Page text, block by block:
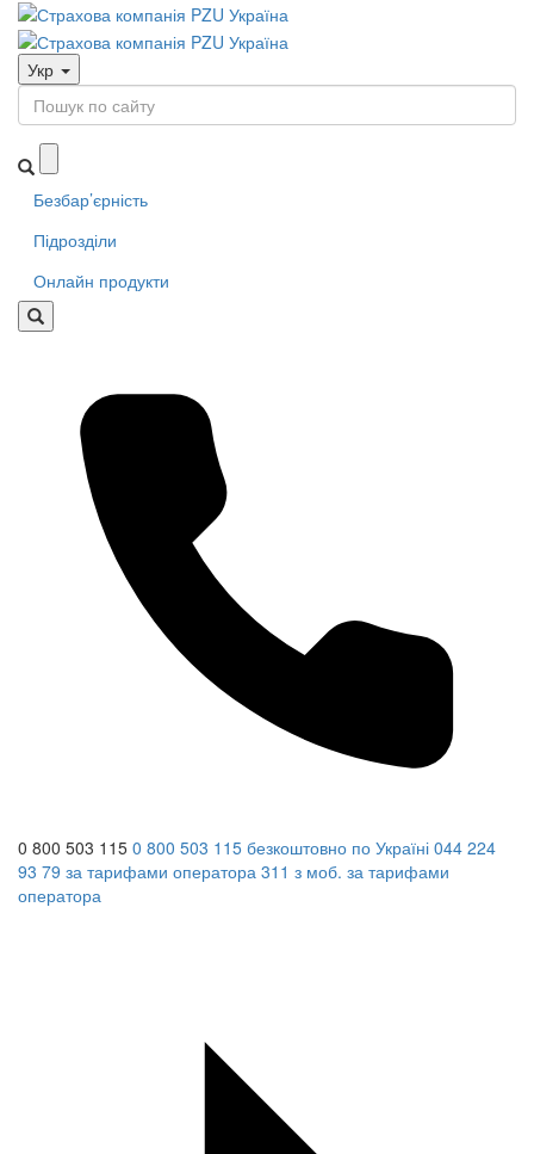
Укр
Безбар’єрність
Підрозділи
Онлайн продукти
0 800 503 115 0 800 503 115 безкоштовно по Україні 044 224
93 79 за тарифами оператора 311 з моб. за тарифами
оператора